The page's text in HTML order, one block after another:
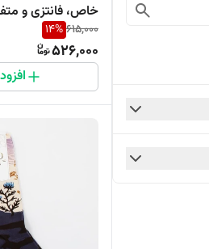
خاص، فانتزی و
615,000
14%
526,000